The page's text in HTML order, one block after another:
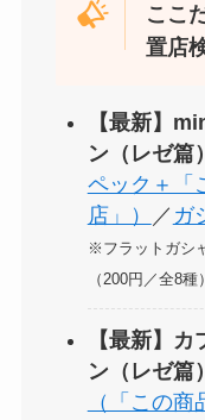
ここ
置店
【最新】
ン（レゼ篇
ペック＋「
店」）
／ ガ
※フラットガシ
（200円／全8種）
【最新】
ン（レゼ篇
（「この商